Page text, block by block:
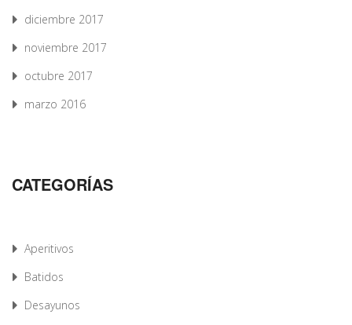
diciembre 2017
noviembre 2017
octubre 2017
marzo 2016
CATEGORÍAS
Aperitivos
Batidos
Desayunos